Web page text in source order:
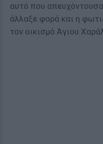
αυτό που
άλλαξε φορά και η
τον οικισμό Άγιου